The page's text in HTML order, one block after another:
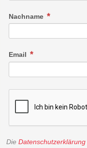
Nachname
Email
Die Datenschutzerklärung